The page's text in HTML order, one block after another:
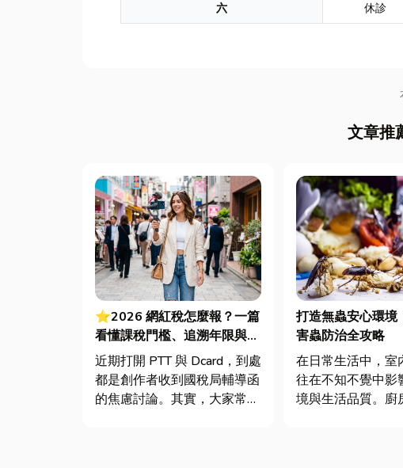
六
休診
文章推
⭐2026 網紅稅怎麼報？一篇
看懂課稅門檻、追溯年限與合
法節稅，文末加碼會計/記帳
士推薦
近期打開 PTT 與 Dcard，到處
都是創作者收到國稅局輔導函
的焦慮討論。其實，大家常說
打造無蟲安心環境
害蟲防治全攻略
在日常生活中，室
往在不知不覺中影
境與生活品質。廚